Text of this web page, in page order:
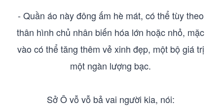
- Quần áo này đông ấm hè mát, có thể tùy theo
thân hình chủ nhân biến hóa lớn hoặc nhỏ, mặc
vào có thể tăng thêm vẻ xinh đẹp, một bộ giá trị
một ngàn lượng bạc.
Sở Ô vỗ vỗ bả vai người kia, nói: